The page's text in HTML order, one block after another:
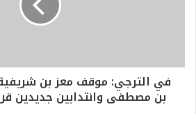
في الترجي: موقف معز بن
بن مصطفى وانتدابين جديدين